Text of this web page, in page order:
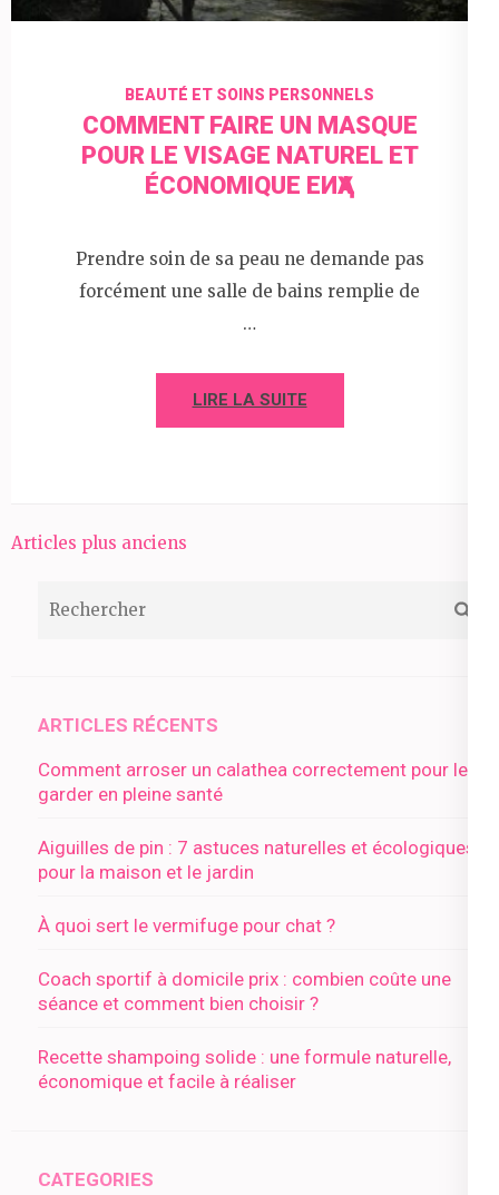
BEAUTÉ ET SOINS PERSONNELS
COMMENT FAIRE UN MASQUE
POUR LE VISAGE NATUREL ET
ÉCONOMIQUE ЕИҲА
Prendre soin de sa peau ne demande pas
forcément une salle de bains remplie de
…
LIRE LA SUITE
Navigation
articles
Articles plus anciens
ARTICLES RÉCENTS
Comment arroser un calathea correctement pour le
garder en pleine santé
Aiguilles de pin : 7 astuces naturelles et écologiques
pour la maison et le jardin
À quoi sert le vermifuge pour chat ?
Coach sportif à domicile prix : combien coûte une
séance et comment bien choisir ?
Recette shampoing solide : une formule naturelle,
économique et facile à réaliser
CATEGORIES